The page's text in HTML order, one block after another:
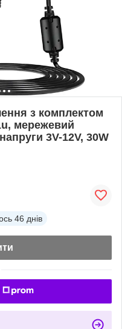
з комплектом
мережевий
3V-12V, 30W
46 днів